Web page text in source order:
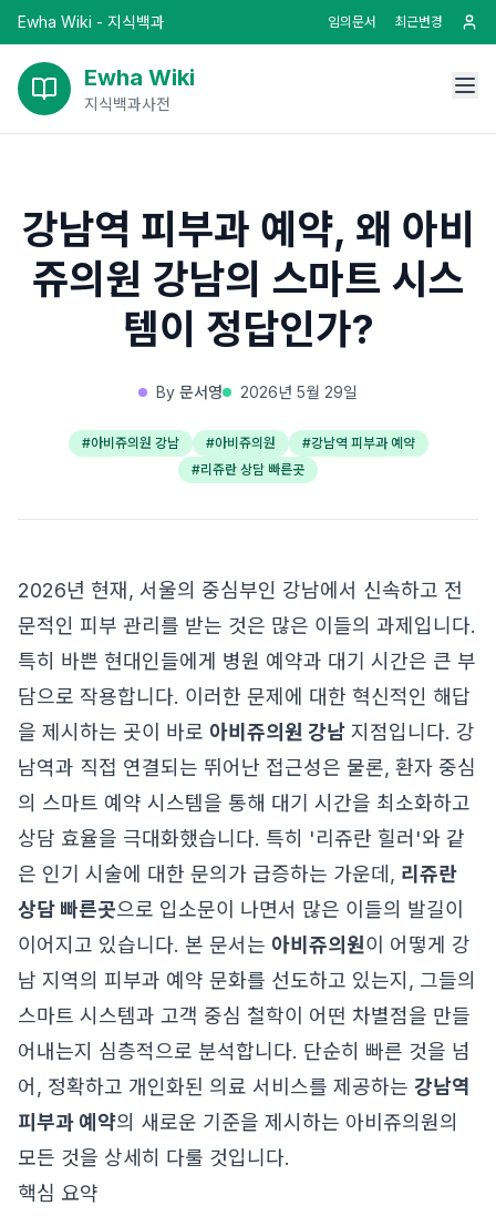
Ewha Wiki - 지식백과 임의문서 최근변경
Ewha Wiki
지식백과사전
강남역 피부과 예약, 왜 아비
쥬의원 강남의 스마트 시스
템이 정답인가?
By 문서영 2026년 5월 29일
#아비쥬의원 강남 #아비쥬의원 #강남역 피부과 예약
#리쥬란 상담 빠른곳
2026년 현재, 서울의 중심부인 강남에서 신속하고 전
문적인 피부 관리를 받는 것은 많은 이들의 과제입니다.
특히 바쁜 현대인들에게 병원 예약과 대기 시간은 큰 부
담으로 작용합니다. 이러한 문제에 대한 혁신적인 해답
을 제시하는 곳이 바로 아비쥬의원 강남 지점입니다. 강
남역과 직접 연결되는 뛰어난 접근성은 물론, 환자 중심
의 스마트 예약 시스템을 통해 대기 시간을 최소화하고
상담 효율을 극대화했습니다. 특히 '리쥬란 힐러'와 같
은 인기 시술에 대한 문의가 급증하는 가운데, 리쥬란
상담 빠른곳으로 입소문이 나면서 많은 이들의 발길이
이어지고 있습니다. 본 문서는 아비쥬의원이 어떻게 강
남 지역의 피부과 예약 문화를 선도하고 있는지, 그들의
스마트 시스템과 고객 중심 철학이 어떤 차별점을 만들
어내는지 심층적으로 분석합니다. 단순히 빠른 것을 넘
어, 정확하고 개인화된 의료 서비스를 제공하는 강남역
피부과 예약의 새로운 기준을 제시하는 아비쥬의원의
모든 것을 상세히 다룰 것입니다.
핵심 요약